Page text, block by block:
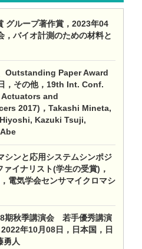
ループ著作賞，2023年04
，バイオ計測のための材料と
Outstanding Paper Award
，その他，19th Int. Conf.
and
2017)，Takashi Mineta,
Kazuki Tsuji,
シンと応用システムシンポジ
イナリスト(学生の受賞)，
電気学会センサマイクロマシ
期秋季講演会 若手優秀講演
年10月08日，日本国，日
勇人